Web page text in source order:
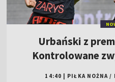
Urbański z
Kontrolowane
14:40 PIŁKA NOŻNA /